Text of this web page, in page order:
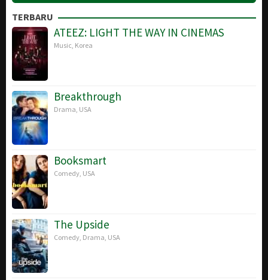
TERBARU
ATEEZ: LIGHT THE WAY IN CINEMAS
Music Korea
Breakthrough
Drama USA
Booksmart
Comedy USA
The Upside
Comedy Drama USA